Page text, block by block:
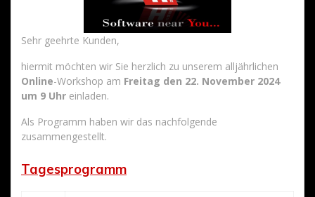
Sehr geehrte Kunden,
hiermit möchten wir Sie herzlich zu unserem alljährlichen
Online-Workshop am Freitag den 22. November 2024
um 9 Uhr einladen.
Als Programm haben wir das nachfolgende
zusammengestellt.
Tagesprogramm